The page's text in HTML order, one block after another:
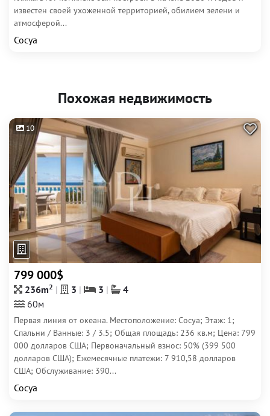
известен своей ухоженной территорией, обилием зелени и
атмосферой...
Сосуа
Похожая недвижимость
10
799 000$
236m2 3 3
4
60м
Первая линия от океана. Местоположение: Сосуа; Этаж: 1;
Спальни / Ванные: 3 / 3.5; Общая площадь: 236 кв.м; Цена: 799
000 долларов США; Первоначальный взнос: 50% (399 500
долларов США); Ежемесячные платежи: 7 910,58 долларов
США; Обслуживание: 390...
Сосуа